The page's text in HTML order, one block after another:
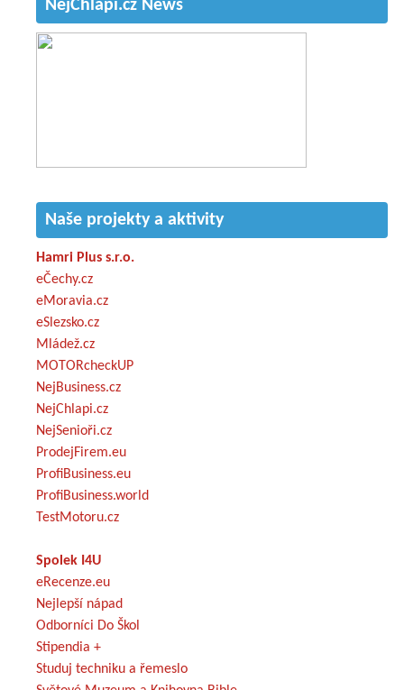
NejChlapi.cz News
Naše projekty a aktivity
Hamri Plus s.r.o.
eČechy.cz
eMoravia.cz
eSlezsko.cz
Mládež.cz
MOTORcheckUP
NejBusiness.cz
NejChlapi.cz
NejSenioři.cz
ProdejFirem.eu
ProfiBusiness.eu
ProfiBusiness.world
TestMotoru.cz
Spolek I4U
eRecenze.eu
Nejlepší nápad
Odborníci Do Škol
Stipendia +
Studuj techniku a řemeslo